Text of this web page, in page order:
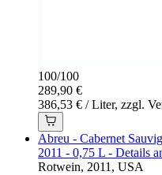
100/100
289,90 €
386,53 € / Liter, zzgl.
Abreu - Cabernet
2011 - 0,75 L - Details
Rotwein, 2011, USA